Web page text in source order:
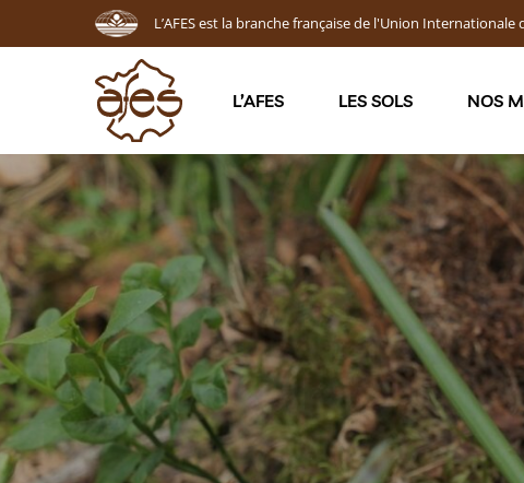
L’AFES est la branche française de l'Union
L’AFES LES SOLS NOS